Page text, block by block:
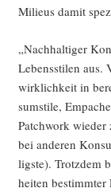
Milieus damit
„Nach­hal­ti­ger
Lebens­sti­len aus.
wirk­lich­keit in
sum­sti­le,
Patch­work
bei ande­ren
ligs­te). Trotz­dem
hei­ten